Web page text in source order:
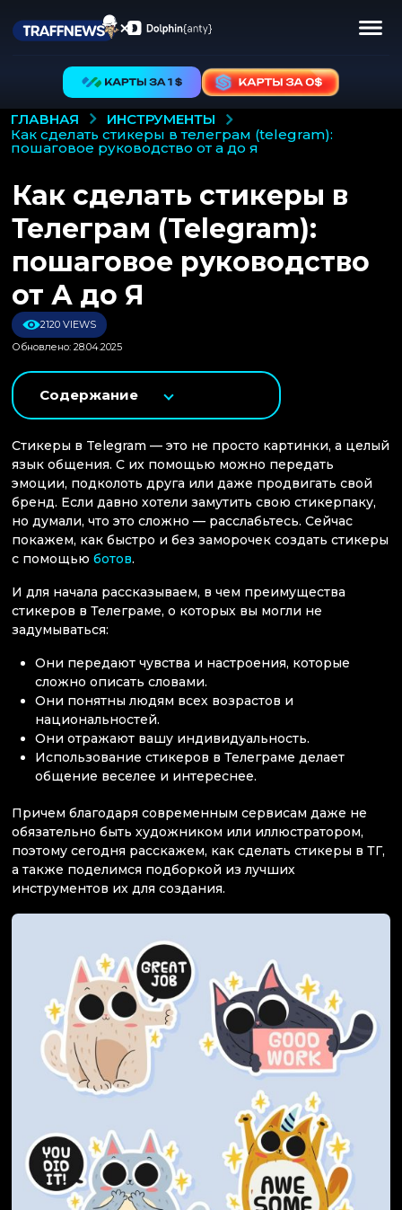
ГЛАВНАЯ
ИНСТРУМЕНТЫ
как сделать стикеры в телеграм (telegram):
пошаговое руководство от а до я
Как сделать стикеры в
Телеграм (Telegram):
пошаговое руководство
от А до Я
2120 VIEWS
Обновлено: 28.04.2025
Содержание
Стикеры в Telegram — это не просто картинки, а целый
язык общения. С их помощью можно передать
эмоции, подколоть друга или даже продвигать свой
бренд. Если давно хотели замутить свою стикерпаку,
но думали, что это сложно — расслабьтесь. Сейчас
покажем, как быстро и без заморочек создать стикеры
с помощью ботов.
И для начала рассказываем, в чем преимущества
стикеров в Телеграме, о которых вы могли не
задумываться:
Они передают чувства и настроения, которые
сложно описать словами.
Они понятны людям всех возрастов и
национальностей.
Они отражают вашу индивидуальность.
Использование стикеров в Телеграме делает
общение веселее и интереснее.
Причем благодаря современным сервисам даже не
обязательно быть художником или иллюстратором,
поэтому сегодня расскажем, как сделать стикеры в ТГ,
а также поделимся подборкой из лучших
инструментов их для создания.